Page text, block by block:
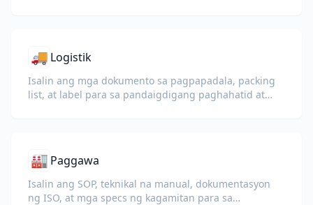
🚚 Logistik
Isalin ang mga dokumento sa pagpapadala, packing
list, at label para sa pandaigdigang paghahatid at
🏭 Paggawa
Isalin ang SOP, teknikal na manual, dokumentasyon
ng ISO, at mga specs ng kagamitan para sa